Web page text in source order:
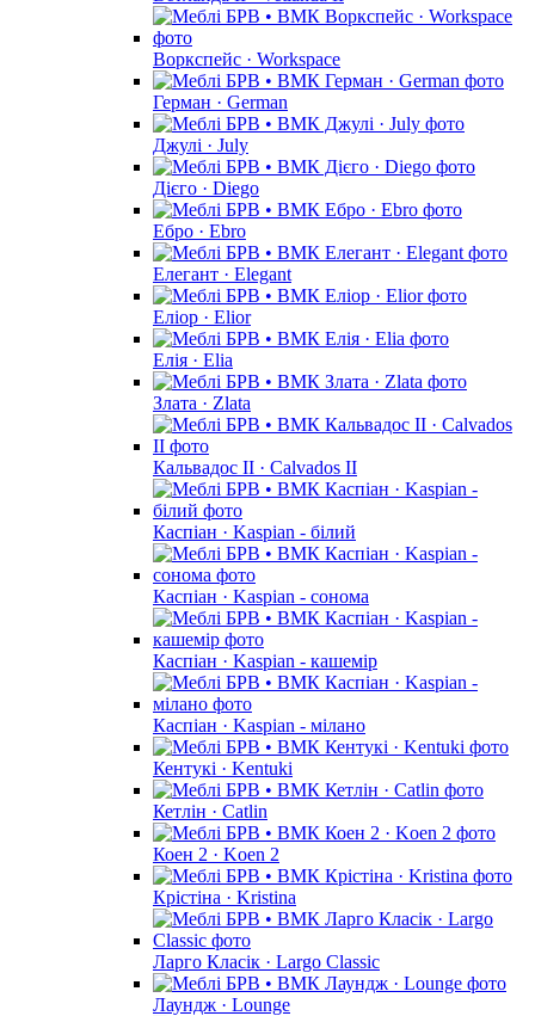
Воркспейс · Workspace
Герман · German
Джулі · July
Дієго · Diego
Ебро · Ebro
Елегант · Elegant
Еліор · Elior
Елія · Elia
Злата · Zlata
Кальвадос II · Calvados II
Каспіан · Kaspian - білий
Каспіан · Kaspian - сонома
Каспіан · Kaspian - кашемір
Каспіан · Kaspian - мілано
Кентукі · Kentuki
Кетлін · Catlin
Коен 2 · Koen 2
Крістіна · Kristina
Ларго Класік · Largo Classic
Лаундж · Lounge